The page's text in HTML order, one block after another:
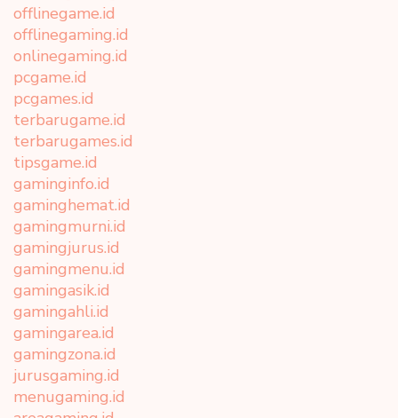
offlinegame.id
offlinegaming.id
onlinegaming.id
pcgame.id
pcgames.id
terbarugame.id
terbarugames.id
tipsgame.id
gaminginfo.id
gaminghemat.id
gamingmurni.id
gamingjurus.id
gamingmenu.id
gamingasik.id
gamingahli.id
gamingarea.id
gamingzona.id
jurusgaming.id
menugaming.id